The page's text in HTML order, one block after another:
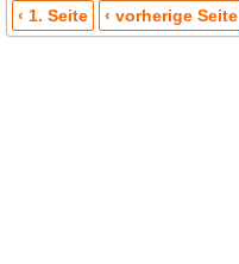
‹ 1. Seite ‹ vorherige Seite